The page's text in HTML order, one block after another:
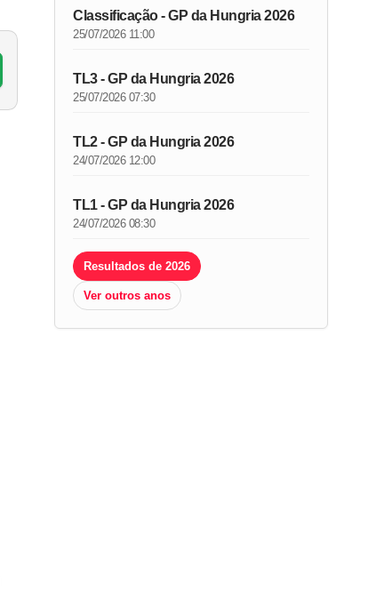
Classificação - GP da Hungria 2026
25/07/2026 11:00
TL3 - GP da Hungria 2026
25/07/2026 07:30
TL2 - GP da Hungria 2026
24/07/2026 12:00
TL1 - GP da Hungria 2026
24/07/2026 08:30
Resultados de 2026
Ver outros anos